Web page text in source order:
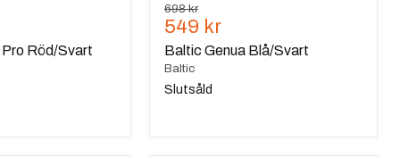
Röd/Svart
Ursprungspris
698 kr
Nuvarande
pris
549 kr
Baltic Genua Blå/Svart
Baltic
Slutsåld